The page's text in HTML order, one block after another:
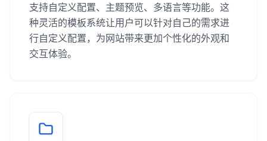
支持自定义配置、主题预览、多语言等功能。这
种灵活的模板系统让用户可以针对自己的需求进
行自定义配置，为网站带来更加个性化的外观和
交互体验。